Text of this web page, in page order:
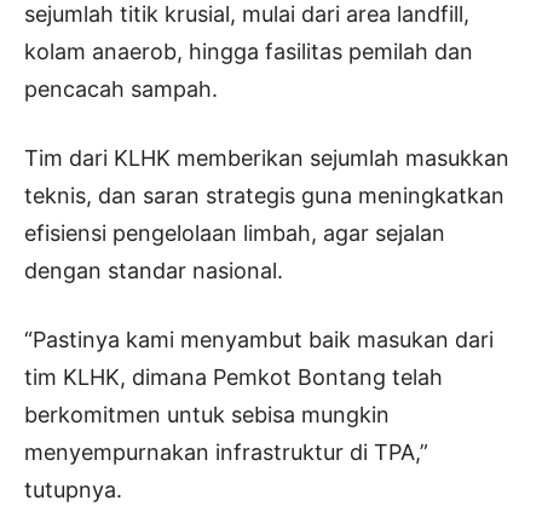
sejumlah titik krusial, mulai dari area landfill,
kolam anaerob, hingga fasilitas pemilah dan
pencacah sampah.
Tim dari KLHK memberikan sejumlah masukkan
teknis, dan saran strategis guna meningkatkan
efisiensi pengelolaan limbah, agar sejalan
dengan standar nasional.
“Pastinya kami menyambut baik masukan dari
tim KLHK, dimana Pemkot Bontang telah
berkomitmen untuk sebisa mungkin
menyempurnakan infrastruktur di TPA,”
tutupnya.